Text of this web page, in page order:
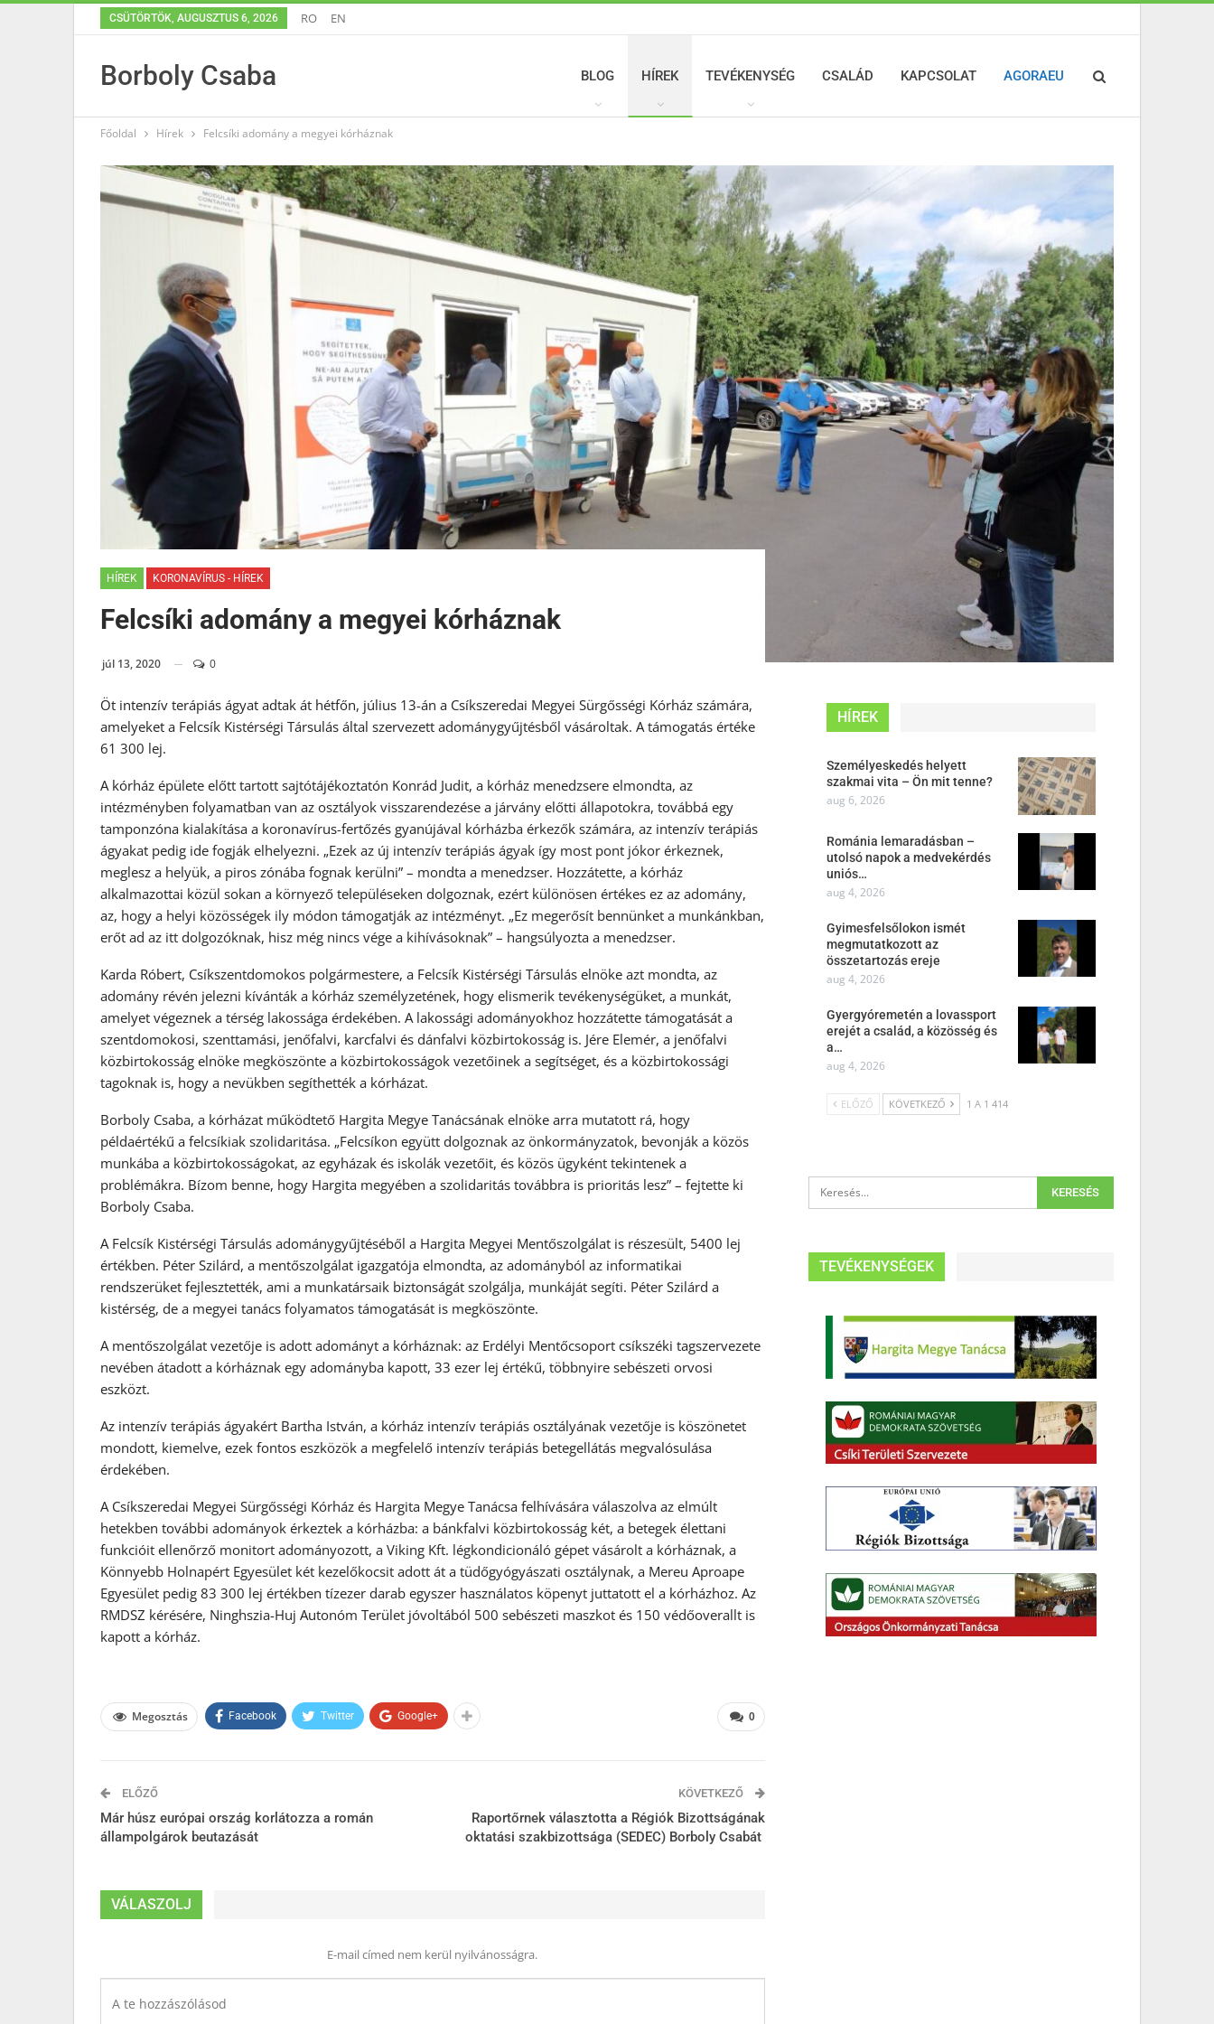
CSÜTÖRTÖK, AUGUSZTUS 6, 2026 RO EN
Borboly Csaba BLOG HÍREK TEVÉKENYSÉG CSALÁD KAPCSOLAT AGORAEU
Főoldal Hírek Felcsíki adomány a megyei kórháznak
HÍREK KORONAVÍRUS - HÍREK
Felcsíki adomány a megyei kórháznak
júl 13, 2020 0
Öt intenzív terápiás ágyat adtak át hétfőn, július 13-án a Csíkszeredai Megyei Sürgősségi Kórház számára,
amelyeket a Felcsík Kistérségi Társulás által szervezett adománygyűjtésből vásároltak. A támogatás értéke
61 300 lej.
A kórház épülete előtt tartott sajtótájékoztatón Konrád Judit, a kórház menedzsere elmondta, az
intézményben folyamatban van az osztályok visszarendezése a járvány előtti állapotokra, továbbá egy
tamponzóna kialakítása a koronavírus-fertőzés gyanújával kórházba érkezők számára, az intenzív terápiás
ágyakat pedig ide fogják elhelyezni. „Ezek az új intenzív terápiás ágyak így most pont jókor érkeznek,
meglesz a helyük, a piros zónába fognak kerülni” – mondta a menedzser. Hozzátette, a kórház
alkalmazottai közül sokan a környező településeken dolgoznak, ezért különösen értékes ez az adomány,
az, hogy a helyi közösségek ily módon támogatják az intézményt. „Ez megerősít bennünket a munkánkban,
erőt ad az itt dolgozóknak, hisz még nincs vége a kihívásoknak” – hangsúlyozta a menedzser.
Karda Róbert, Csíkszentdomokos polgármestere, a Felcsík Kistérségi Társulás elnöke azt mondta, az
adomány révén jelezni kívánták a kórház személyzetének, hogy elismerik tevékenységüket, a munkát,
amelyet végeznek a térség lakossága érdekében. A lakossági adományokhoz hozzátette támogatását a
szentdomokosi, szenttamási, jenőfalvi, karcfalvi és dánfalvi közbirtokosság is. Jére Elemér, a jenőfalvi
közbirtokosság elnöke megköszönte a közbirtokosságok vezetőinek a segítséget, és a közbirtokossági
tagoknak is, hogy a nevükben segíthették a kórházat.
Borboly Csaba, a kórházat működtető Hargita Megye Tanácsának elnöke arra mutatott rá, hogy
példaértékű a felcsíkiak szolidaritása. „Felcsíkon együtt dolgoznak az önkormányzatok, bevonják a közös
munkába a közbirtokosságokat, az egyházak és iskolák vezetőit, és közös ügyként tekintenek a
problémákra. Bízom benne, hogy Hargita megyében a szolidaritás továbbra is prioritás lesz” – fejtette ki
Borboly Csaba.
A Felcsík Kistérségi Társulás adománygyűjtéséből a Hargita Megyei Mentőszolgálat is részesült, 5400 lej
értékben. Péter Szilárd, a mentőszolgálat igazgatója elmondta, az adományból az informatikai
rendszerüket fejlesztették, ami a munkatársaik biztonságát szolgálja, munkáját segíti. Péter Szilárd a
kistérség, de a megyei tanács folyamatos támogatását is megköszönte.
A mentőszolgálat vezetője is adott adományt a kórháznak: az Erdélyi Mentőcsoport csíkszéki tagszervezete
nevében átadott a kórháznak egy adományba kapott, 33 ezer lej értékű, többnyire sebészeti orvosi
eszközt.
Az intenzív terápiás ágyakért Bartha István, a kórház intenzív terápiás osztályának vezetője is köszönetet
mondott, kiemelve, ezek fontos eszközök a megfelelő intenzív terápiás betegellátás megvalósulása
érdekében.
A Csíkszeredai Megyei Sürgősségi Kórház és Hargita Megye Tanácsa felhívására válaszolva az elmúlt
hetekben további adományok érkeztek a kórházba: a bánkfalvi közbirtokosság két, a betegek élettani
funkcióit ellenőrző monitort adományozott, a Viking Kft. légkondicionáló gépet vásárolt a kórháznak, a
Könnyebb Holnapért Egyesület két kezelőkocsit adott át a tüdőgyógyászati osztálynak, a Mereu Aproape
Egyesület pedig 83 300 lej értékben tízezer darab egyszer használatos köpenyt juttatott el a kórházhoz. Az
RMDSZ kérésére, Ninghszia-Huj Autonóm Terület jóvoltából 500 sebészeti maszkot és 150 védőoverallt is
kapott a kórház.
0
Megosztás Facebook Twitter Google+
ELŐZŐ
Már húsz európai ország korlátozza a román
állampolgárok beutazását
KÖVETKEZŐ
Raportőrnek választotta a Régiók Bizottságának
oktatási szakbizottsága (SEDEC) Borboly Csabát
VÁLASZOLJ
E-mail címed nem kerül nyilvánosságra.
HÍREK
Személyeskedés helyett
szakmai vita – Ön mit tenne?
aug 6, 2026
Románia lemaradásban –
utolsó napok a medvekérdés
uniós…
aug 4, 2026
Gyimesfelsőlokon ismét
megmutatkozott az
összetartozás ereje
aug 4, 2026
Gyergyóremetén a lovassport
erejét a család, a közösség és
a…
aug 4, 2026
ELŐZŐ KÖVETKEZŐ 1 A 1 414
TEVÉKENYSÉGEK